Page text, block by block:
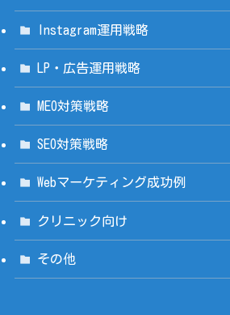
Instagram運用戦略
LP・広告運用戦略
MEO対策戦略
SEO対策戦略
Webマーケティング成功例
クリニック向け
その他